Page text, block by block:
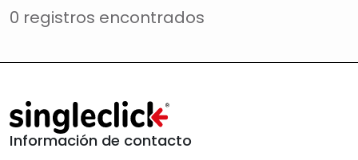
0 registros encontrados
Información de contacto